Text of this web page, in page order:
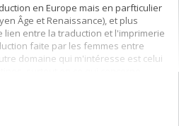
en Europe mais en parfticulier
Âge et Renaissance), et plus
lien entre la traduction et l'imprimerie
faite par les femmes entre
domaine qui m'intéresse est celui
et d'autre part les écrivaines.